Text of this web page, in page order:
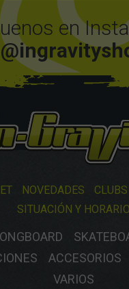
en
NOVEDADES
SITUACIÓN Y HORARIO
ACCESORIOS
VARIOS